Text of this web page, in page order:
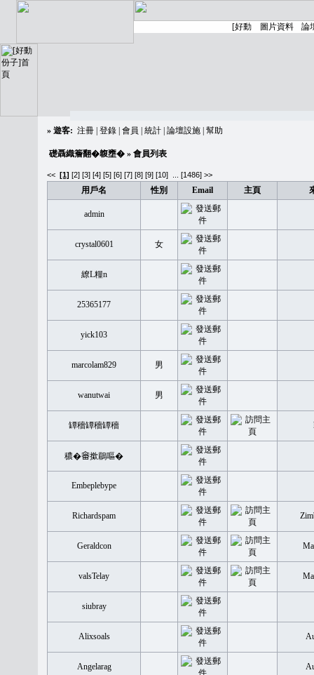
» 遊客: 注冊 登錄 會員 統計 論壇設施 幫助
礎聶織簷翻�䪖壅� » 會員列表
<< [1] [2] [3] [4] [5] [6] [7] [8] [9] [10] [1486] >>
用戶名 性別 Email 主頁
admin
crystal0601 女
繚L糧n
25365177
yick103
marcolam829 男
wanutwai 男
罈穡罈穡罈穡
穠�𤲞撳鶥嘔�
Embeplebype
Richardspam
Geraldcon
valsTelay
siubray
Alixsoals
Angelarag